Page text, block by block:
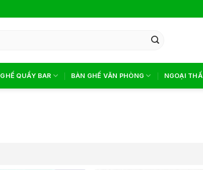
GHẾ QUẦY BAR BÀN GHẾ VĂN PHÒNG NGOẠI